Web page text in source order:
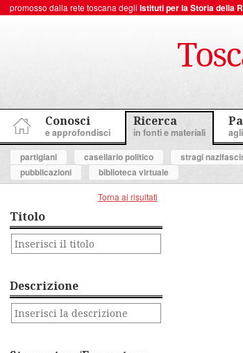
promosso dalla rete toscana degli Istituti per la Storia della
Conosci
e approfondisci
Ricerca
in fonti e materiali
partigiani
casellario politico stragi
pubblicazioni
biblioteca virtuale
Titolo
Descrizione
Torna ai risultati